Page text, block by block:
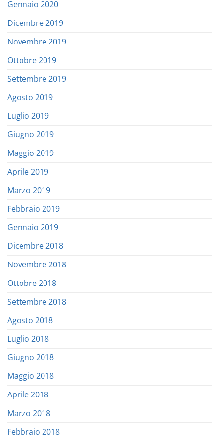
Gennaio 2020
Dicembre 2019
Novembre 2019
Ottobre 2019
Settembre 2019
Agosto 2019
Luglio 2019
Giugno 2019
Maggio 2019
Aprile 2019
Marzo 2019
Febbraio 2019
Gennaio 2019
Dicembre 2018
Novembre 2018
Ottobre 2018
Settembre 2018
Agosto 2018
Luglio 2018
Giugno 2018
Maggio 2018
Aprile 2018
Marzo 2018
Febbraio 2018